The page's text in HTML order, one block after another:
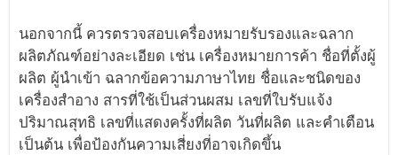
นอกจากนี้ ควรตรวจสอบเครื่องหมายรับรองและฉลาก
ผลิตภัณฑ์อย่างละเอียด เช่น เครื่องหมายการค้า ชื่อที่ตั้งผู้
ผลิต ผู้นำเข้า ฉลากข้อความภาษาไทย ชื่อและชนิดของ
เครื่องสำอาง สารที่ใช้เป็นส่วนผสม เลขที่ใบรับแจ้ง
ปริมาณสุทธิ เลขที่แสดงครั้งที่ผลิต วันที่ผลิต และคำเตือน
เป็นต้น เพื่อป้องกันความเสี่ยงที่อาจเกิดขึ้น